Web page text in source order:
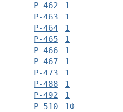
Р-462
1
Р-463
1
Р-464
1
Р-465
1
Р-466
1
Р-467
1
Р-473
1
Р-488
1
Р-492
1
Р-510
1Ф